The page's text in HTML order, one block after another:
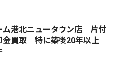
ム港北ニュータウン店 片付
金買取 特に築後20年以上